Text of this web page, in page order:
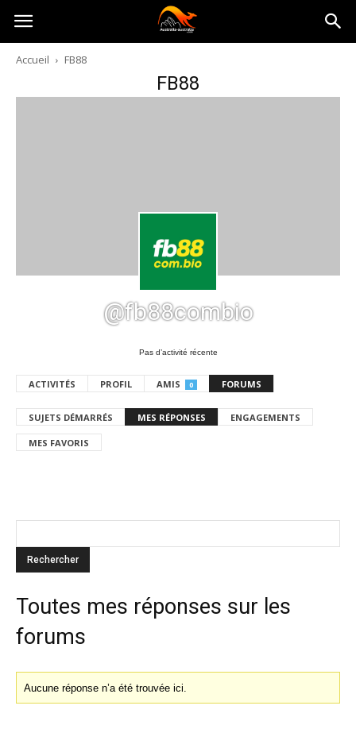
Australia-
australie.com
Accueil FB88
FB88
@fb88combio
Pas d’activité récente
ACTIVITÉS PROFIL AMIS 0 FORUMS
SUJETS DÉMARRÉS MES RÉPONSES ENGAGEMENTS
MES FAVORIS
Toutes mes réponses sur les
forums
Aucune réponse n’a été trouvée ici.